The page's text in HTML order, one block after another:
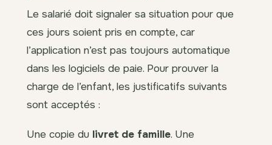
Le salarié doit signaler sa situation pour que
ces jours soient pris en compte, car
l’application n’est pas toujours automatique
dans les logiciels de paie. Pour prouver la
charge de l’enfant, les justificatifs suivants
sont acceptés :
Une copie du livret de famille. Une